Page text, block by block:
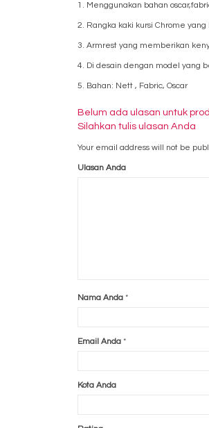
1. Menggunakan bahan
2. Rangka kaki kursi Chrome yang
3. Armrest yang memberikan
4. Di desain dengan model yang
5. Bahan: Nett , Fabric, Oscar
Belum ada ulasan untuk
Silahkan tulis ulasan Anda
Your email address will not be
Ulasan Anda
Nama Anda *
Email Anda *
Kota Anda